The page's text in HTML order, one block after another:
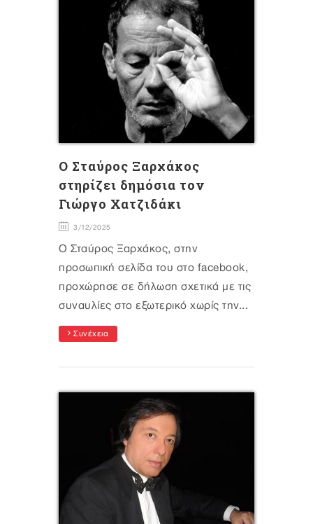
Ο Σταύρος Ξαρχάκος
στηρίζει δημόσια τον
Γιώργο Χατζιδάκι
3/12/2025
Ο Σταύρος Ξαρχάκος, στην
προσωπική σελίδα του στο facebook,
προχώρησε σε δήλωση σχετικά με τις
συναυλίες στο εξωτερικό χωρίς την...
Συνέχεια